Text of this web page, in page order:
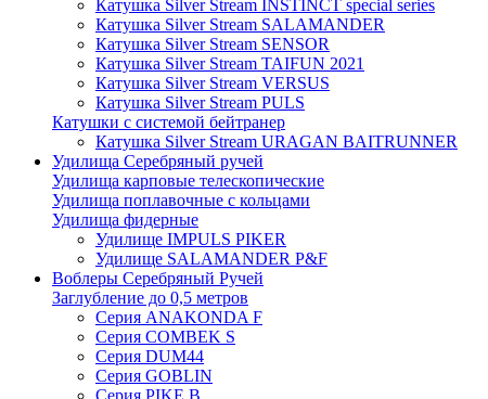
Катушка Silver Stream INSTINCT special series
Катушка Silver Stream SALAMANDER
Катушка Silver Stream SENSOR
Катушка Silver Stream TAIFUN 2021
Катушка Silver Stream VERSUS
Катушка Silver Stream PULS
Катушки с системой бейтранер
Катушка Silver Stream URAGAN BAITRUNNER
Удилища Серебряный ручей
Удилища карповые телескопические
Удилища поплавочные с кольцами
Удилища фидерные
Удилище IMPULS PIKER
Удилище SALAMANDER P&F
Воблеры Серебряный Ручей
Заглубление до 0,5 метров
Серия ANAKONDA F
Серия COMBEK S
Серия DUM44
Серия GOBLIN
Серия PIKE B